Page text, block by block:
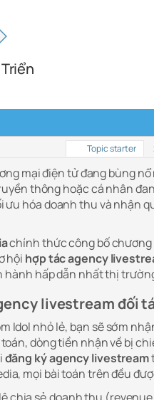
Topic starter
mại điện tử đang bùng nổ
thông hoặc cá nhân
ưu hóa doanh thu và nhận
chính thức công bố
hội hợp tác agency
hành hấp dẫn nhất thị
livestream đối
Idol nhỏ lẻ, bạn sẽ sớm
dòng tiền nhận về bị
đăng ký agency livestream
mọi bài toán trên đều